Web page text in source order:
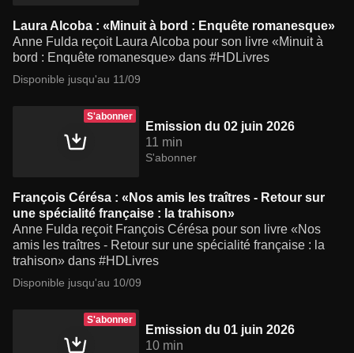
Laura Alcoba : «Minuit à bord : Enquête romanesque»
Anne Fulda reçoit Laura Alcoba pour son livre «Minuit à
bord : Enquête romanesque» dans #HDLivres
Disponible jusqu'au 11/09
S'abonner
Emission du 02 juin 2026
11 min
S'abonner
François Cérésa : «Nos amis les traîtres - Retour sur
une spécialité française : la trahison»
Anne Fulda reçoit François Cérésa pour son livre «Nos
amis les traîtres - Retour sur une spécialité française : la
trahison» dans #HDLivres
Disponible jusqu'au 10/09
S'abonner
Emission du 01 juin 2026
10 min